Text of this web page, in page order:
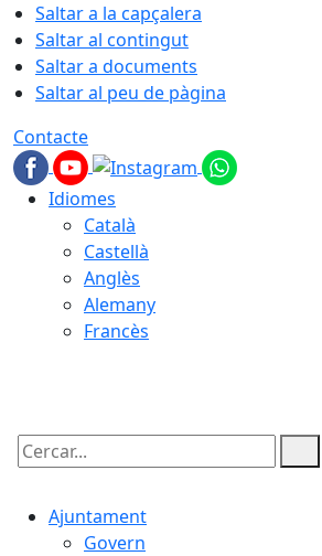
Saltar a la capçalera
Saltar al contingut
Saltar a documents
Saltar al peu de pàgina
Contacte
Idiomes
Català
Castellà
Anglès
Alemany
Francès
Cercar:
Ajuntament
Govern